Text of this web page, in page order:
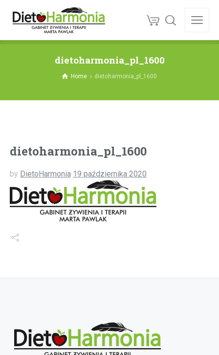
dietoharmonia_pl_1600
Home dietoharmonia_pl_1600
dietoharmonia_pl_1600
by DietoHarmonia 19 października 2020